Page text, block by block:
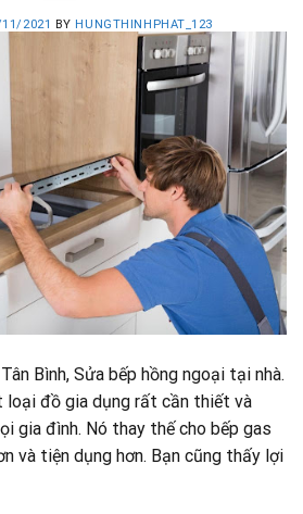
2021 BY HUNGTHINHPHAT_123
Bình, Sửa bếp hồng ngoại tại nhà.
loại đồ gia dụng rất cần thiết và
gia đình. Nó thay thế cho bếp gas
và tiện dụng hơn. Bạn cũng thấy lợi